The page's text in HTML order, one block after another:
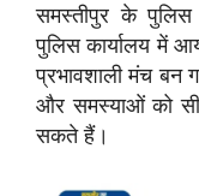
समस्तीपुर के पुलिस
पुलिस कार्यालय में
प्रभावशाली मंच बन
और समस्याओं को
सकते हैं।